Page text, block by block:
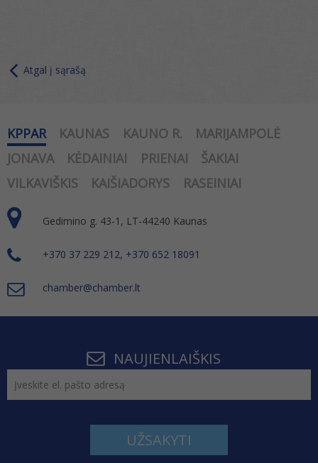
Atgal į sąrašą
KPPAR KAUNAS KAUNO R.
MARIJAMPOLĖ
JONAVA
KĖDAINIAI PRIENAI
ŠAKIAI
VILKAVIŠKIS
KAIŠIADORYS RASEINIAI
Gedimino g. 43-1, LT-44240 Kaunas
+370 37 229 212, +370 652 18091
chamber@chamber.lt
NAUJIENLAIŠKIS
UŽSAKYTI